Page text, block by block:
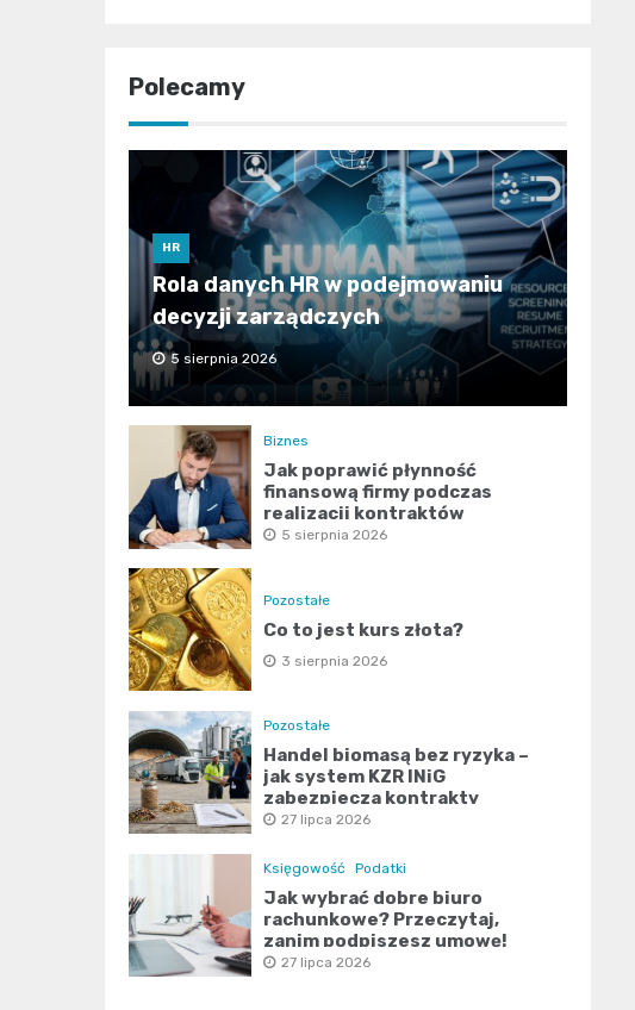
Polecamy
HR
Rola danych HR w podejmowaniu
decyzji zarządczych
5 sierpnia 2026
Biznes
Jak poprawić płynność
finansową firmy podczas
realizacji kontraktów
publicznych?
5 sierpnia 2026
Pozostałe
Co to jest kurs złota?
3 sierpnia 2026
Pozostałe
Handel biomasą bez ryzyka –
jak system KZR INiG
zabezpiecza kontrakty
terminowe?
27 lipca 2026
Księgowość Podatki
Jak wybrać dobre biuro
rachunkowe? Przeczytaj,
zanim podpiszesz umowę!
27 lipca 2026